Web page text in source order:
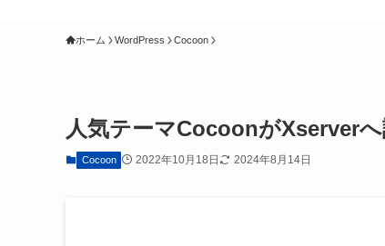
ホーム WordPress Cocoon
人気テーマCocoonがXserver
Cocoon 2022年10月18日 2024年8月14日